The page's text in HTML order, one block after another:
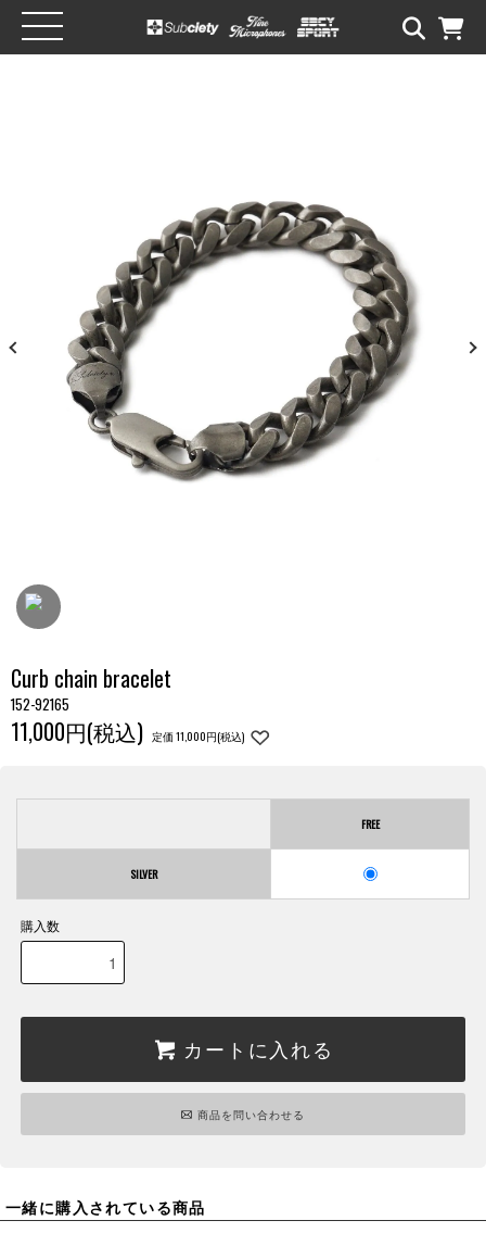
Curb chain bracelet
152-92165
11,000円(税込) 定価 11,000円(税込)
FREE
SILVER
購入数
カートに入れる
商品を問い合わせる
一緒に購入されている商品